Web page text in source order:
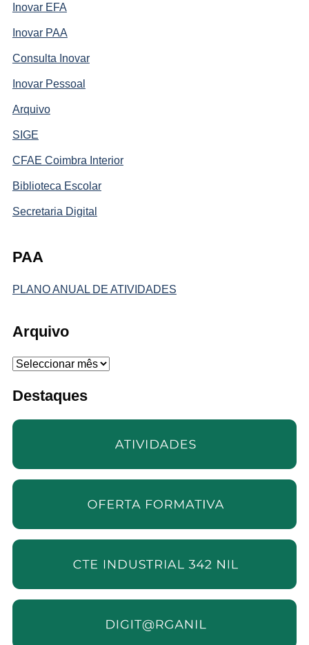
Inovar EFA
Inovar PAA
Consulta Inovar
Inovar Pessoal
Arquivo
SIGE
CFAE Coimbra Interior
Biblioteca Escolar
Secretaria Digital
PAA
PLANO ANUAL DE ATIVIDADES
Arquivo
Arquivo
Destaques